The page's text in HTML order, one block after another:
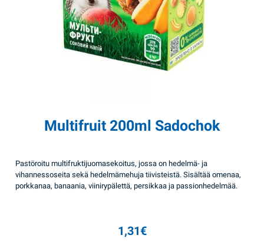
Multifruit 200ml Sadochok
Pastöroitu multifruktijuomasekoitus, jossa on hedelmä- ja
vihannessoseita sekä hedelmämehuja tiivisteistä. Sisältää omenaa,
porkkanaa, banaania, viinirypälettä, persikkaa ja passionhedelmää.
1,31€